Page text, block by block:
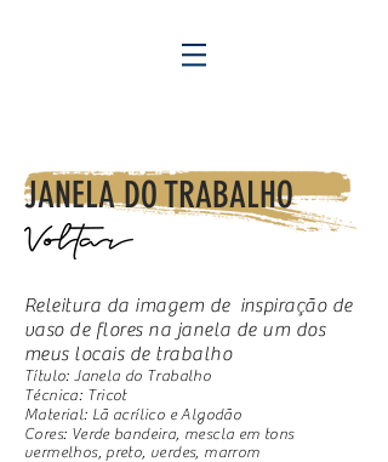
JANELA DO TRABALHO
Releitura da imagem de inspiração de
vaso de flores na janela de um dos
meus locais de trabalho
Título: Janela do Trabalho
Técnica: Tricot
Material: Lã acrílico e Algodão
Cores: Verde bandeira, mescla em tons
vermelhos, preto, verdes, marrom